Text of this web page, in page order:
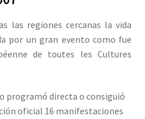
las regiones cercanas la vida
por un gran evento como fue
de toutes les Cultures
programó directa o consiguió
oficial 16 manifestaciones